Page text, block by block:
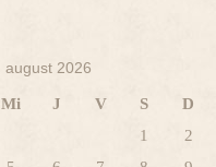
august 2026
Mi J V S
D
1
2